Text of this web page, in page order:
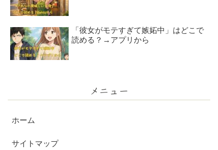
「彼女がモテすぎて嫉妬中」はどこで
読める？→アプリから
メニュー
ホーム
サイトマップ